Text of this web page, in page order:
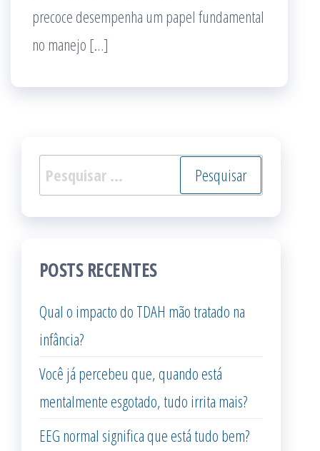
precoce desempenha um papel fundamental
no manejo […]
Pesquisar
por:
POSTS RECENTES
Qual o impacto do TDAH mão tratado na
infância?
Você já percebeu que, quando está
mentalmente esgotado, tudo irrita mais?
EEG normal significa que está tudo bem?